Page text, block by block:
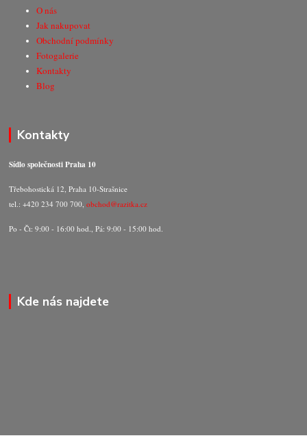
O nás
Jak nakupovat
Obchodní podmínky
Fotogalerie
Kontakty
Blog
Kontakty
Sídlo společnosti Praha 10
Třebohostická 12, Praha 10-Strašnice
tel.: +420 234 700 700,obchod@razitka.cz
Po - Čt: 9:00 - 16:00 hod., Pá: 9:00 - 15:00 hod.
Kde nás najdete